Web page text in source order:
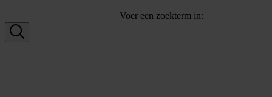
Voer een zoekterm in: